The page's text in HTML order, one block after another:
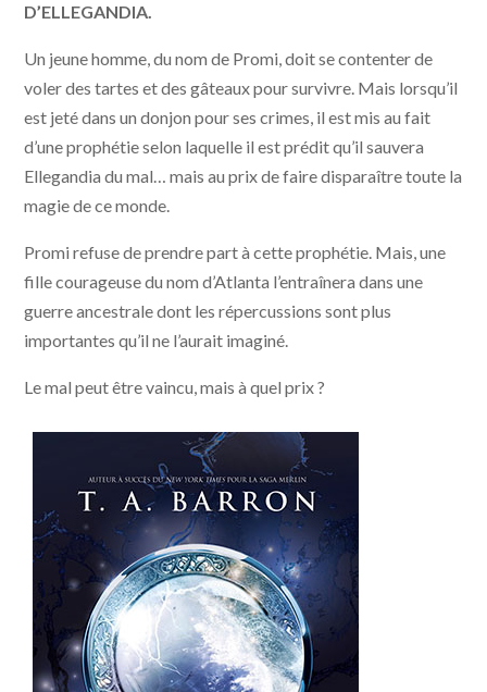
D’ELLEGANDIA.
Un jeune homme, du nom de Promi, doit se contenter de
voler des tartes et des gâteaux pour survivre. Mais lorsqu’il
est jeté dans un donjon pour ses crimes, il est mis au fait
d’une prophétie selon laquelle il est prédit qu’il sauvera
Ellegandia du mal… mais au prix de faire disparaître toute la
magie de ce monde.
Promi refuse de prendre part à cette prophétie. Mais, une
fille courageuse du nom d’Atlanta l’entraînera dans une
guerre ancestrale dont les répercussions sont plus
importantes qu’il ne l’aurait imaginé.
Le mal peut être vaincu, mais à quel prix ?